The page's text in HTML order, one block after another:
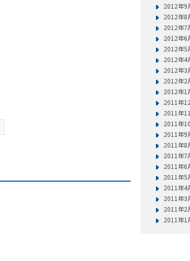
2012年9
2012年8
2012年7
2012年6
2012年5
2012年4
2012年3
2012年2
2012年1
2011年
2011年
2011年
2011年9
2011年8
2011年7
2011年6
2011年5
2011年4
2011年3
2011年2
2011年1